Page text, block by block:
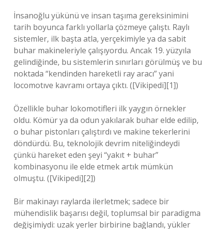
İnsanoğlu yükünü ve insan taşıma gereksinimini
tarih boyunca farklı yollarla çözmeye çalıştı. Raylı
sistemler, ilk başta atla, yerçekimiyle ya da sabit
buhar makineleriyle çalışıyordu. Ancak 19. yüzyıla
gelindiğinde, bu sistemlerin sınırları görülmüş ve bu
noktada “kendinden hareketli ray aracı” yani
locomotıve kavramı ortaya çıktı. ([Vikipedi][1])
Özellikle buhar lokomotifleri ilk yaygın örnekler
oldu. Kömür ya da odun yakılarak buhar elde edilip,
o buhar pistonları çalıştırdı ve makine tekerlerini
döndürdü. Bu, teknolojik devrim niteliğindeydi
çünkü hareket eden şeyi “yakıt + buhar”
kombinasyonu ile elde etmek artık mümkün
olmuştu. ([Vikipedi][2])
Bir makinayı raylarda ilerletmek; sadece bir
mühendislik başarısı değil, toplumsal bir paradigma
değişimiydi: uzak yerler birbirine bağlandı, yükler